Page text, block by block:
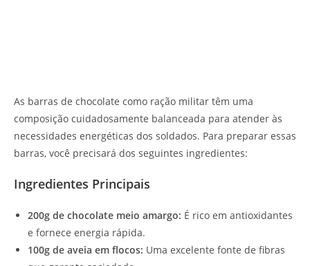
As barras de chocolate como ração militar têm uma
composição cuidadosamente balanceada para atender às
necessidades energéticas dos soldados. Para preparar essas
barras, você precisará dos seguintes ingredientes:
Ingredientes Principais
200g de chocolate meio amargo: É rico em antioxidantes
e fornece energia rápida.
100g de aveia em flocos: Uma excelente fonte de fibras